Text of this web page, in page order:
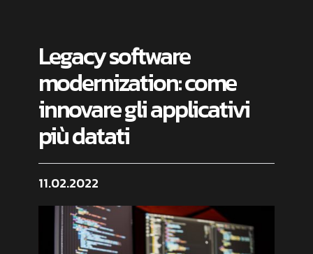
Legacy software
modernization: come
innovare gli applicativi
più datati
11.02.2022